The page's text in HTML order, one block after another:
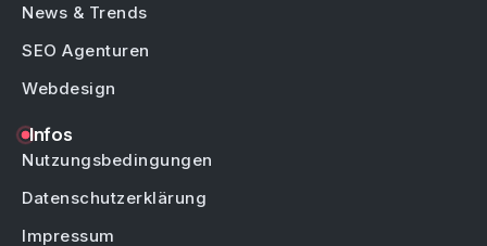
News & Trends
SEO Agenturen
Webdesign
Infos
Nutzungsbedingungen
Datenschutzerklärung
Impressum